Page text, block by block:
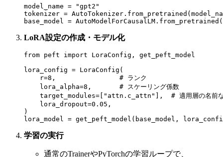
model_name = "gpt2"
tokenizer =
LoRA設定の作成・モデル化
from peft import LoraConfig, get_peft_model
lora_config = LoraConfig(
    r=8,                # ランク
    lora_alpha=8,       # スケーリング係数
target_modules=["attn.c_attn"],  # 適用層の名前な
    lora_dropout=0.05,
)
学習の実行
通常のTrainerやPyTorchの学習ループで、